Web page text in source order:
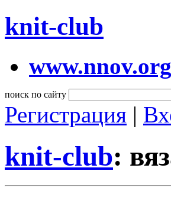
knit-club
www.nnov.org
поиск по сайту
Регистрация |
knit-club: